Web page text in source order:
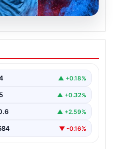
Lukaku’yu
Ediyor: Yeni
giyen ve takımda▲ +0.18%
▲ +0.32%
▲ +2.59%
▼ -0.16%